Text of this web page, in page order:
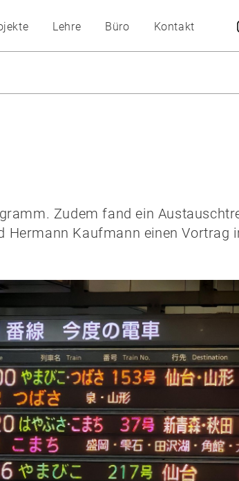
Lehre Büro Kontakt
Zudem fand ein
Hermann Kaufmann einen Vortrag